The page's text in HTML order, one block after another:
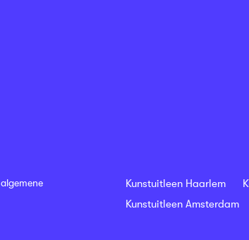
algemene
Kunstuitleen Haarlem
Kunstuitleen Amsterdam